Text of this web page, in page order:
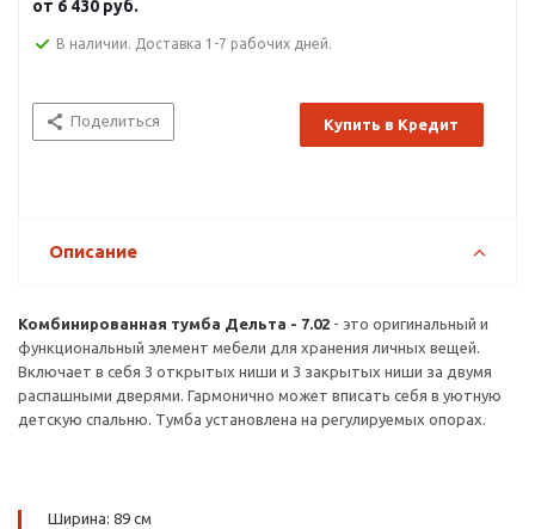
от 6 430 руб.
В наличии. Доставка 1-7 рабочих дней.
Поделиться Купить в Кредит
Описание
Комбинированная тумба Дельта - 7.02 - это оригинальный и
функциональный элемент мебели для хранения личных вещей.
Включает в себя 3 открытых ниши и 3 закрытых ниши за двумя
распашными дверями. Гармонично может вписать себя в уютную
детскую спальню. Тумба установлена на регулируемых опорах.
Ширина: 89 см